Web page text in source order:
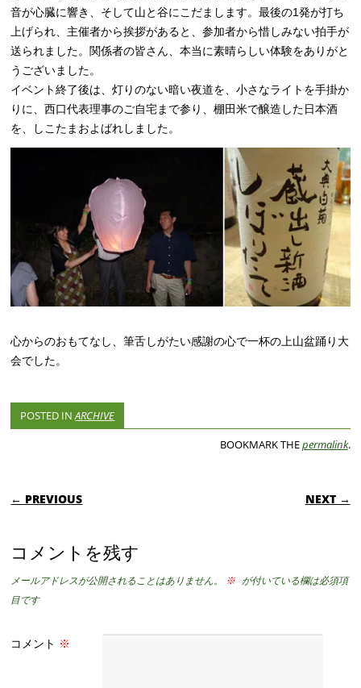
音が心臓に響き、そして山と谷にこだまします。最後の1発が打ち
上げられ、主催者から挨拶があると、参加者から惜しみない拍手が
送られました。関係者の皆さん、本当に素晴らしい体験をありがと
うございました。
イベント終了後は、灯りのない暗い夜道を、小さなライトを手掛か
りに、西口代表理事のご自宅まで参り、棚田米で醸造した日本酒
を、しこたまおよばれしました。
心からのおもてなし、筆舌しがたい感謝の心で一杯の上山盆踊り大
会でした。
POSTED INARCHIVE
BOOKMARK THEpermalink.
POST NAVIGATION
← PREVIOUS NEXT →
コメントを残す
メールアドレスが公開されることはありません。 ※ が付いている欄は必須項
目です
コメント ※